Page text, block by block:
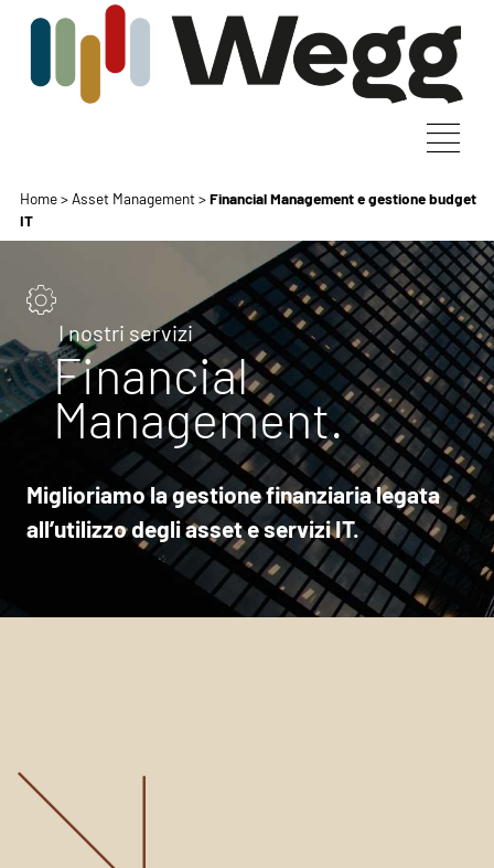
Home>Asset Management>Financial Management e gestione budget
IT
I nostri servizi
Financial
Management.
Miglioriamo la gestione finanziaria legata
all’utilizzo degli asset e servizi IT.